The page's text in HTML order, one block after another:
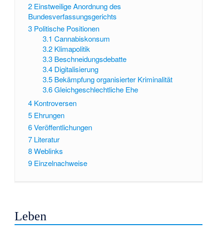
2 Einstweilige Anordnung des
Bundesverfassungsgerichts
3 Politische Positionen
3.1 Cannabiskonsum
3.2 Klimapolitik
3.3 Beschneidungsdebatte
3.4 Digitalisierung
3.5 Bekämpfung organisierter Kriminalität
3.6 Gleichgeschlechtliche Ehe
4 Kontroversen
5 Ehrungen
6Veröffentlichungen
7 Literatur
8Weblinks
9 Einzelnachweise
Leben